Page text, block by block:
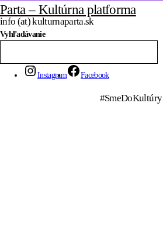
Parta – Kultúrna platforma
info (at) kulturnaparta.sk
Vyhľadávanie
Instagram Facebook
#SmeDoKultúry